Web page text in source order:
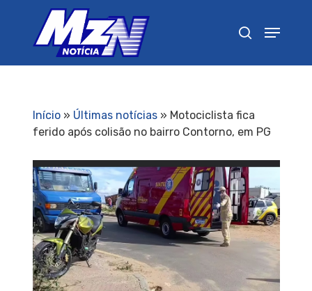
Início» Últimas notícias» Motociclista fica
ferido após colisão no bairro Contorno, em PG